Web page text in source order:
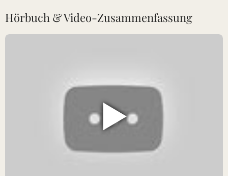
Hörbuch & Video-Zusammenfassung
▶